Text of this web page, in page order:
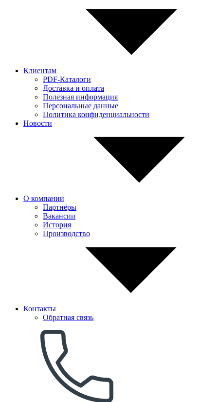
Клиентам
PDF-Каталоги
Доставка и оплата
Полезная информация
Персональные данные
Политика конфиденциальности
Новости
О компании
Партнёры
Вакансии
История
Производство
Контакты
Обратная связь